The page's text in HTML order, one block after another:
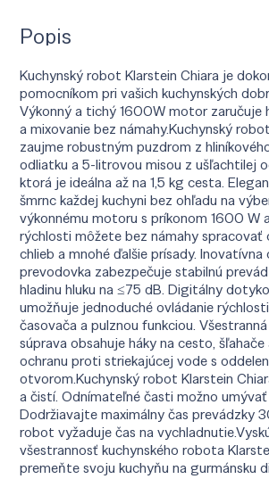
Popis
Kuchynský robot Klarstein Chiara je
pomocníkom pri vašich kuchynských
Výkonný a tichý 1600W motor zaručuje
a mixovanie bez námahy.Kuchynský
zaujme robustným puzdrom z
odliatku a 5-litrovou misou z ušľachtilej
ktorá je ideálna až na 1,5 kg cesta.
šmrnc každej kuchyni bez ohľadu na
výkonnému motoru s príkonom 1600 W
rýchlosti môžete bez námahy spracovať
chlieb a mnohé ďalšie prísady.
prevodovka zabezpečuje stabilnú
hladinu hluku na ≤75 dB. Digitálny
umožňuje jednoduché ovládanie
časovača a pulznou funkciou.
súprava obsahuje háky na cesto,
ochranu proti striekajúcej vode s
otvorom.Kuchynský robot Klarstein
a čistí. Odnímateľné časti možno
Dodržiavajte maximálny čas prevádzky
robot vyžaduje čas na
všestrannosť kuchynského robota
premeňte svoju kuchyňu na gurmánsku